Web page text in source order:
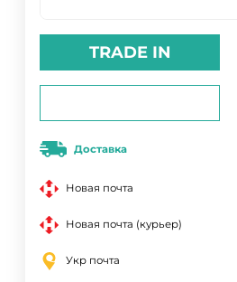
TRADE IN
Доставка
Новая почта
Новая почта (курьер)
Укр почта